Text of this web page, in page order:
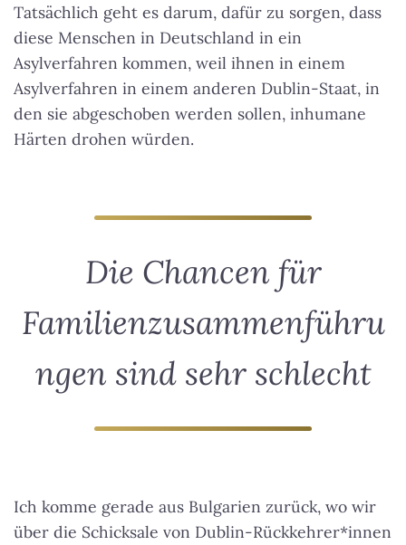
Tatsächlich geht es darum, dafür zu sorgen, dass
diese Menschen in Deutschland in ein
Asylverfahren kommen, weil ihnen in einem
Asylverfahren in einem anderen Dublin-Staat, in
den sie abgeschoben werden sollen, inhumane
Härten drohen würden.
Die Chancen für
Familienzusammenführu
ngen sind sehr schlecht
Ich komme gerade aus Bulgarien zurück, wo wir
über die Schicksale von Dublin-Rückkehrer*innen